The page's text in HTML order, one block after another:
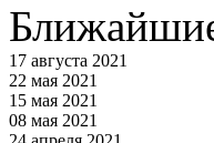
17 августа 2021
22 мая 2021
15 мая 2021
08 мая 2021